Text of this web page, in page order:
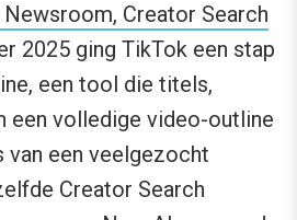
Creator Search
2025 ging TikTok een stap
een tool die titels,
een volledige video-outline
van een veelgezocht
Creator Search